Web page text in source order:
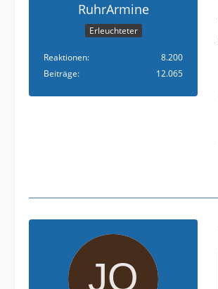
RuhrArmine
Erleuchteter
Reaktionen
8.200
Beiträge
12.065